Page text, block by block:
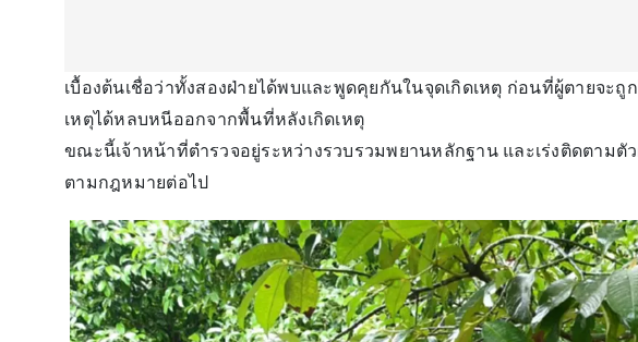
เบื้องต้นเชื่อว่าทั้งสองฝ่ายได้พบและพูดคุยกันในจุดเกิดเหตุ ก่อนที่ผู้ตายจะ
เหตุได้หลบหนีออกจากพื้นที่หลังเกิดเหตุ
ขณะนี้เจ้าหน้าที่ตำรวจอยู่ระหว่างรวบรวมพยานหลักฐาน และเร่งติดตามตั
ตามกฎหมายต่อไป